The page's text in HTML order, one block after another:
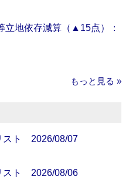
立地依存減算（▲15点）：
もっと見る »
スト 2026/08/07
スト 2026/08/06